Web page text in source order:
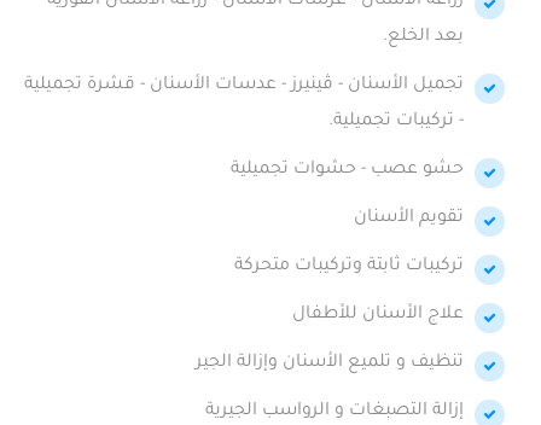
بعد الخلع.
تجميل الأسنان - ڤينيرز - عدسات الأسنان - قشرة تجميلية
- تركيبات تجميلية.
حشو عصب - حشوات تجميلية
تقويم الأسنان
تركيبات ثابتة وتركيبات متحركة
علاج الأسنان للأطفال
تنظيف و تلميع الأسنان وإزالة الجير
إزالة التصبغات و الرواسب الجيرية